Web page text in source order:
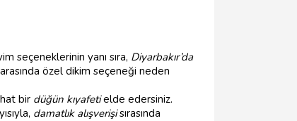
seçeneklerinin yanı sıra, Diyarbakır’da
özel dikim seçeneği neden
bir düğün kıyafetielde edersiniz.
damatlık alışverişisırasında